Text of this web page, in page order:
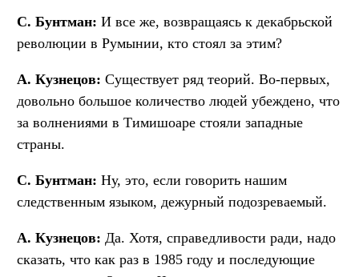
С. Бунтман: И все же, возвращаясь к декабрьской
революции в Румынии, кто стоял за этим?
А. Кузнецов: Существует ряд теорий. Во-первых,
довольно большое количество людей убеждено, что
за волнениями в Тимишоаре стояли западные
страны.
С. Бунтман: Ну, это, если говорить нашим
следственным языком, дежурный подозреваемый.
А. Кузнецов: Да. Хотя, справедливости ради, надо
сказать, что как раз в 1985 году и последующие